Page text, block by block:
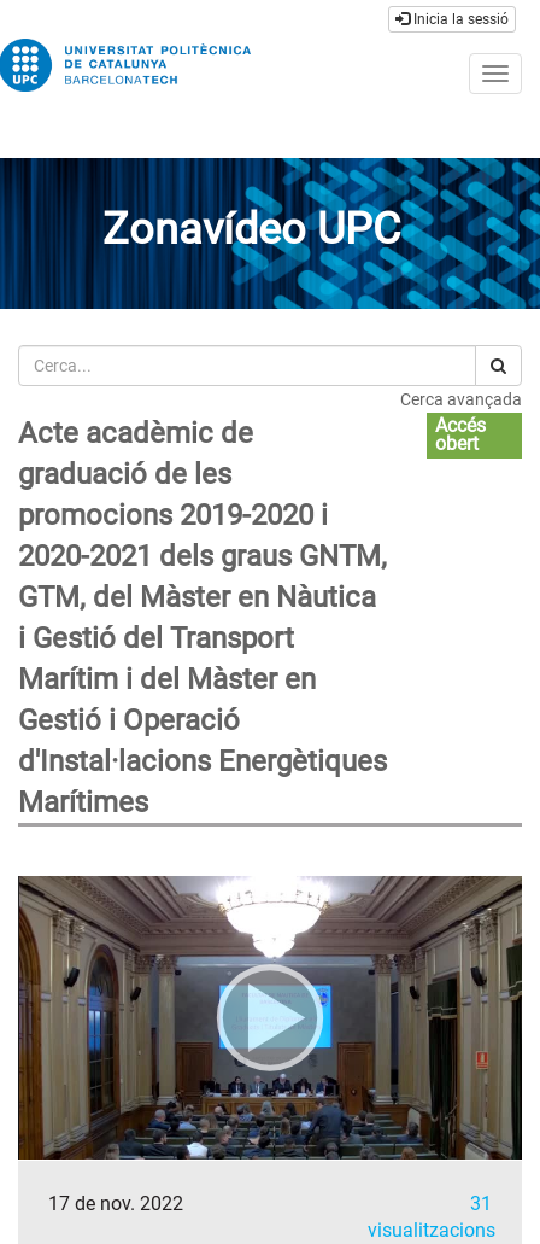
Inicia la sessió
Zonavídeo UPC
Cerca
Cerca avançada
Acte acadèmic de
graduació de les
promocions 2019-2020 i
2020-2021 dels graus GNTM,
GTM, del Màster en Nàutica
i Gestió del Transport
Marítim i del Màster en
Gestió i Operació
d'Instal·lacions Energètiques
Marítimes
Accés
obert
17 de nov. 2022
31
visualitzacions